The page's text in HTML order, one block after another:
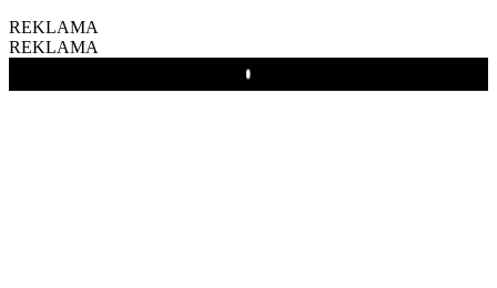
REKLAMA
REKLAMA
Play